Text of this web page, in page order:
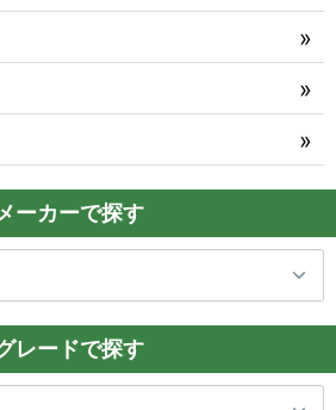
ーカーで探す
レードで探す